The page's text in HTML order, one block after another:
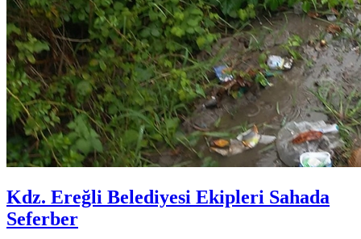
Kdz. Ereğli Belediyesi Ekipleri Sahada
Seferber